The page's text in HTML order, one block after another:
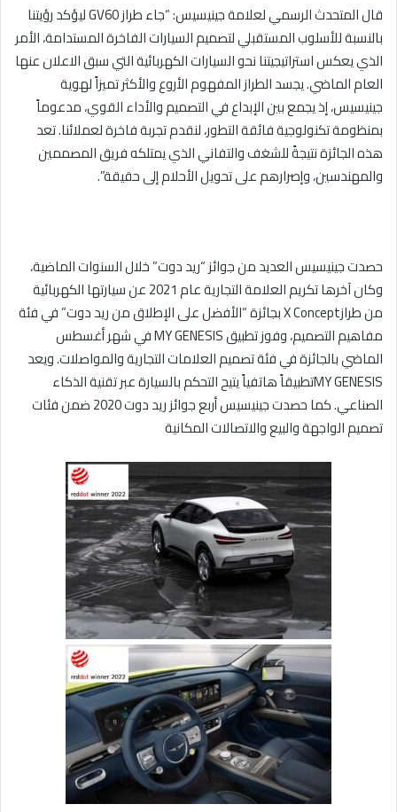
قال المتحدث الرسمي لعلامة جينيسيس: “جاء طرازGV60ليؤكد رؤيتنا
بالنسبة للأسلوب المستقبلي لتصميم السيارات الفاخرة المستدامة، الأمر
الذي يعكس استراتيجيتنا نحو السيارات الكهربائية التي سبق الاعلان عنها
العام الماضي. يجسد الطراز المفهوم الأروع والأكثر تميزاً لهوية
جينيسيس، إذ يجمع بين الإبداع في التصميم والأداء القوي، مدعوماً
بمنظومة تكنولوجية فائقة التطور، لنقدم تجربة فاخرة لعملائنا. تعد
هذه الجائزة نتيجةً للشغف والتفاني الذي يمتلكه فريق المصممين
والمهندسين، وإصرارهم على تحويل الأحلام إلى حقيقة”.
حصدت جينيسيس العديد من جوائز “ريد دوت” خلال السنوات الماضية،
وكان آخرها تكريم العلامة التجارية عام 2021 عن سيارتها الكهربائية
من طرازX Conceptبجائزة “الأفضل على الإطلاق من ريد دوت” في فئة
مفاهيم التصميم، وفوز تطبيقMY GENESISفي شهر أغسطس
الماضي بالجائزة في فئة تصميم العلامات التجارية والمواصلات. ويعد
MY GENESISتطبيقاً هاتفياً يتيح التحكم بالسيارة عبر تقنية الذكاء
الصناعي. كما حصدت جينيسيس أربع جوائز ريد دوت 2020 ضمن فئات
تصميم الواجهة والبيع والاتصالات المكانية